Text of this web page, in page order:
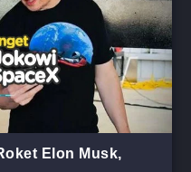
Elon Musk,